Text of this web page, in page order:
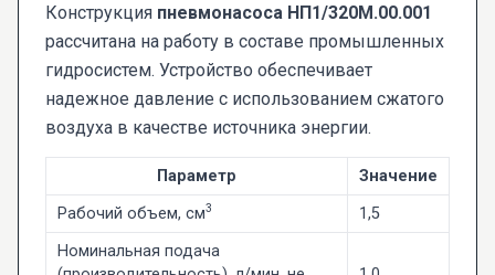
Конструкция пневмонасоса НП1/320М.00.001
рассчитана на работу в составе промышленных
гидросистем. Устройство обеспечивает
надежное давление с использованием сжатого
воздуха в качестве источника энергии.
Параметр
Значение
Рабочий объем, см3
1,5
Номинальная подача